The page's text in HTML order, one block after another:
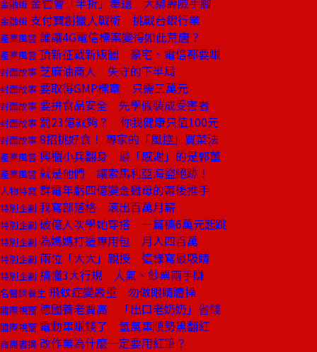
金融街
金融街 支付寶創獵人戰術 挑戰台銀行業
產業風雲 誰讓4G電信標案變得如此荒唐？
產業風雲 頂新征戰新版圖 豪宅、電信都要賺
封面故事 芝麻油商人 失守的下半局
封面故事 要取得GMP標章 只需三萬元
封面故事 要拚食品安全 先學假裝成受害者
封面故事 罰23億就夠？ 你我健康只值100元
封面故事 8招挑好食！ 專家的「風控」買菜法
產業風雲 興櫃小兵翻身 最「感謝」的是郭董
產業風雲 就是他們 讓索馬利亞海盜絕跡！
人物特寫 群電年虧四億變金雞母的幕後推手
特別企劃 我寫部落格 滾出百萬月薪
特別企劃 破億人次學她穿搭 一篇稿6萬元起跳
特別企劃 為媽媽打造專用包 月入四百萬
特別企劃 兩位「大大」親授 這樣寫最吸睛
特別企劃 搞懂3大行規 人氣、鈔票兩手賺
名醫談養生 飛蚊症變嚴重 勿做眼睛體操
國際視窗 德國養老費高 「出口老奶奶」省錢
國際視窗 電動車賺錢了 氫氣車順勢黑翻紅
商周書摘 改作業為什麼一定要用紅筆？